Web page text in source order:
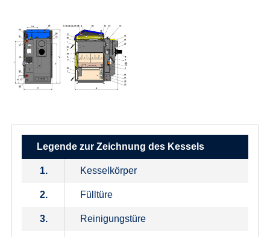
Legende zur Zeichnung des Kessels
1. Kesselkörper
2. Fülltüre
3. Reinigungstüre